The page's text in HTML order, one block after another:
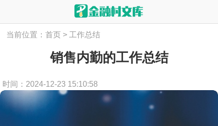
当前位置：首页 > 工作总结
销售内勤的工作总结
时间：2024-12-23 15:10:58